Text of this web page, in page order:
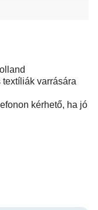
varrására
kérhető, ha jó